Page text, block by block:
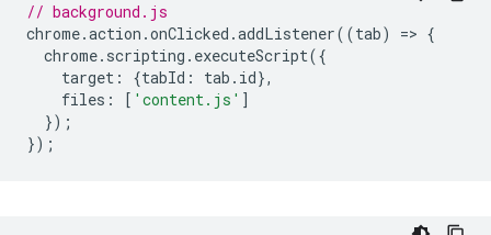
// background.js
chrome.action .onClicked .addListener((tab) => {
chrome. scripting . executeScript({
target : {tabId : tab . id},
files : [ 'content.js' ]
});
});